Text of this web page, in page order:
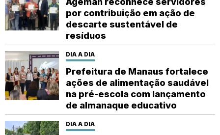
por contribuição em ação de
descarte sustentável de
resíduos
DIA A DIA
Prefeitura de Manaus fortalece
ações de alimentação saudável
na pré-escola com lançamento
de almanaque educativo
DIA A DIA